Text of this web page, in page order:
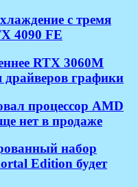
с тремя
4090 FE
RTX 3060M
драйверов графики
процессор AMD
нет в продаже
набор
Edition будет